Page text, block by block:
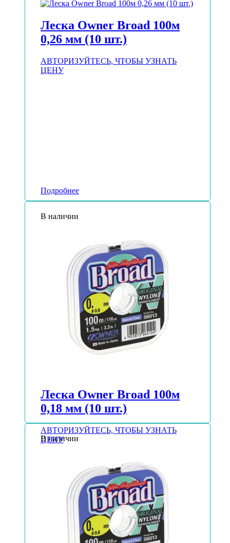
Леска Owner Broad 100м
0,26 мм (10 шт.)
АВТОРИЗУЙТЕСЬ, ЧТОБЫ УЗНАТЬ
ЦЕНУ
Подробнее
В наличии
Леска Owner Broad 100м
0,18 мм (10 шт.)
АВТОРИЗУЙТЕСЬ, ЧТОБЫ УЗНАТЬ
ЦЕНУ
В наличии